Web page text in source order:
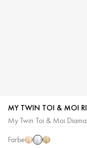
MY TWIN TOI & MOI
My Twin Toi & Moi
Farbe
RoségoldWeißgold
Gelbgold